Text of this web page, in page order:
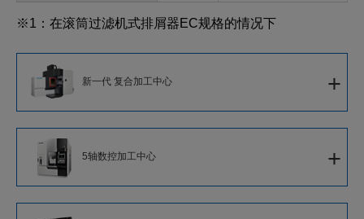
※1：在滚筒过滤机式排屑器EC规格的情况下
新一代 复合加工中心 +
新一代 复合加工中心
5轴数控加工中心 +
5轴数控立式加工中心